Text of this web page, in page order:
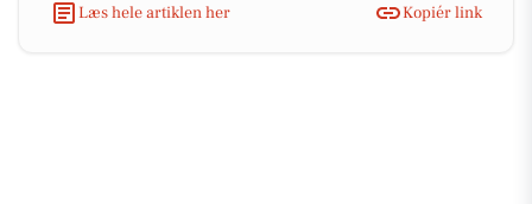
Læs hele artiklen her
Kopiér link